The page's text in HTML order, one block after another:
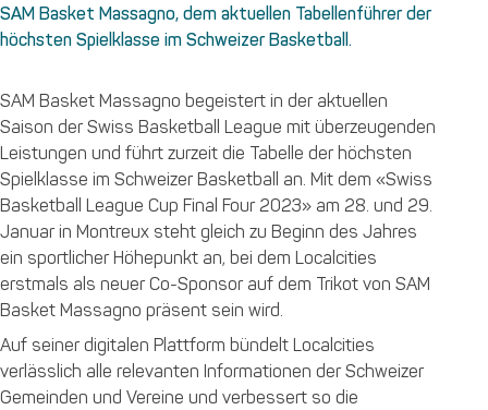
SAM Basket Massagno, dem aktuellen Tabellenführer der
höchsten Spielklasse im Schweizer Basketball.
SAM Basket Massagno begeistert in der aktuellen
Saison der Swiss Basketball League mit überzeugenden
Leistungen und führt zurzeit die Tabelle der höchsten
Spielklasse im Schweizer Basketball an. Mit dem «Swiss
Basketball League Cup Final Four 2023» am 28. und 29.
Januar in Montreux steht gleich zu Beginn des Jahres
ein sportlicher Höhepunkt an, bei dem Localcities
erstmals als neuer Co-Sponsor auf dem Trikot von SAM
Basket Massagno präsent sein wird.
Auf seiner digitalen Plattform bündelt Localcities
verlässlich alle relevanten Informationen der Schweizer
Gemeinden und Vereine und verbessert so die